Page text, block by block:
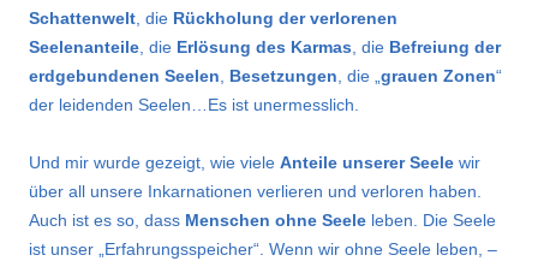
Schattenwelt , die Rückholung der verlorenen
Seelenanteile , die Erlösung des Karmas , die Befreiung der
erdgebundenen Seelen
Besetzungen , die „ grauen Zonen“
der leidenden Seelen…Es ist unermesslich.
Und mir wurde gezeigt, wie viele Anteile unserer Seele wir
über all unsere Inkarnationen verlieren und verloren haben.
Auch ist es so, dass Menschen ohne Seele leben. Die Seele
ist unser „Erfahrungsspeicher“. Wenn wir ohne Seele leben, –